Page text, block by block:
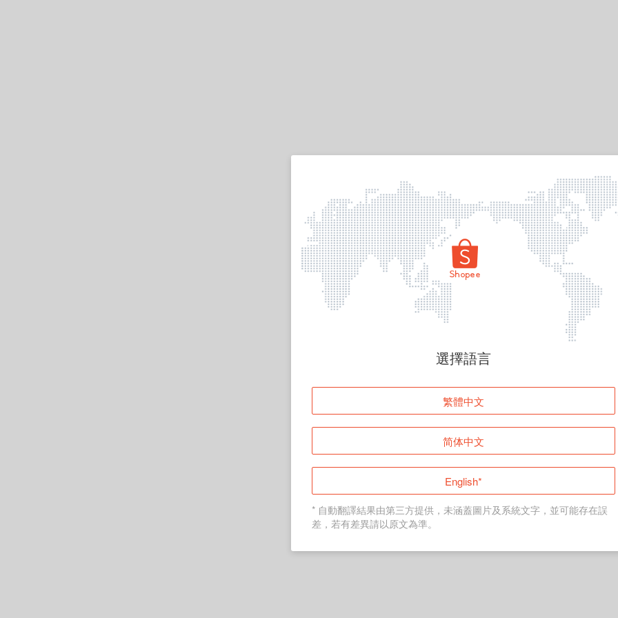
頁面無法顯示
登入
返回首頁
選擇語言
繁體中文
简体中文
English*
* 自動翻譯結果由第三方提供，未涵蓋圖片及系統文字，並可能存在誤
差，若有差異請以原文為準。